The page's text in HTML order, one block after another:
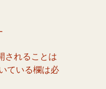
されることは
ている欄は必